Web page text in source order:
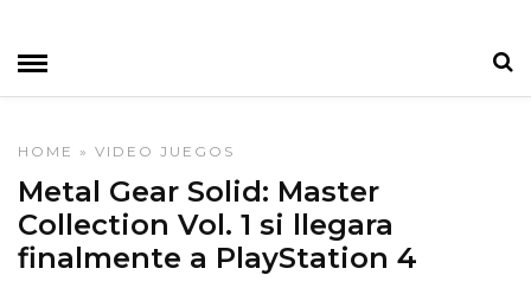
HOME » VIDEO JUEGOS
Metal Gear Solid: Master
Collection Vol. 1 si llegara
finalmente a PlayStation 4